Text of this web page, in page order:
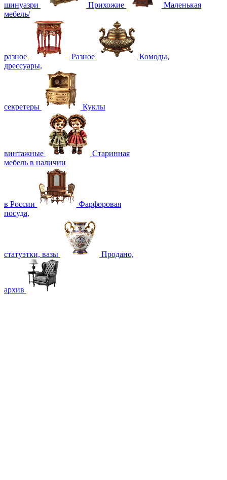
шинуазри Прихожие
Маленькая
мебель/
разное Разное
Комоды,
дрессуары,
секретеры Куклы
винтажные
Старинная
мебель в наличии
в России
Фарфоровая
посуда,
статуэтки, вазы Продано,
архив